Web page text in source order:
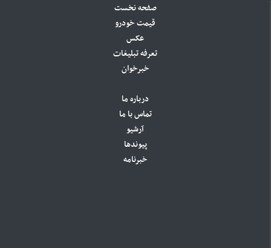
صفحه نخست
قیمت خودرو
عکس
تعرفه تبلیغات
خبرخوان
درباره ما
تماس با ما
آرشیو
پیوندها
خبرنامه